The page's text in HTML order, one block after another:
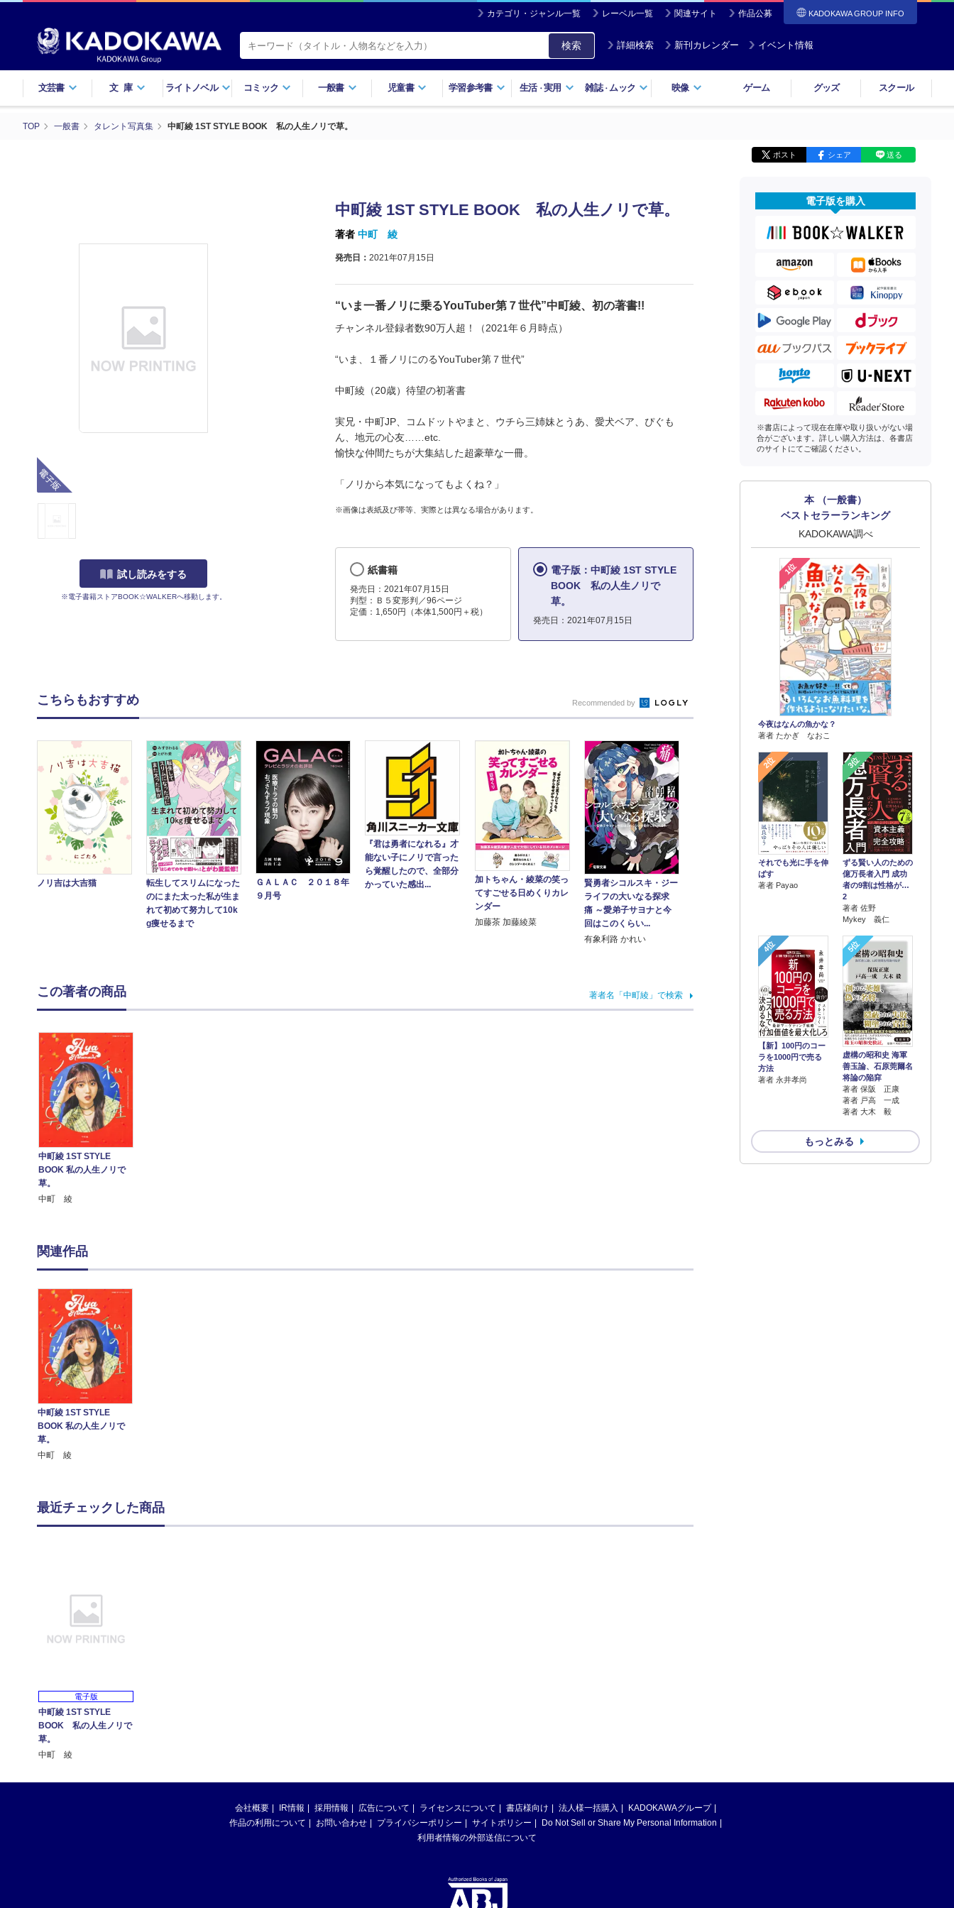
カテゴリ・ジャンル一覧 レーベル一覧 関連サイト 作品公募 KADOKAWA GROUP INFO
検索 詳細検索 新刊カレンダー イベント情報
文芸書 文庫 ライトノベル コミック 一般書 児童書 学習参考書 生活・実用 雑誌・ ムック 映像 ゲーム グッズ スクール
TOP 一般書 タレント写真集 中町綾 1ST STYLE BOOK 私の人生ノリで草。
ポスト シェア 送る
試し読みをする
※電子書籍ストアBOOK☆WALKERへ移動します。
中町綾 1ST STYLE BOOK 私の人生ノリで草。
著者 中町 綾
発売日： 2021年07月15日
“いま一番ノリに乗るYouTuber第７世代”中町綾、初の著書!!
チャンネル登録者数90万人超！（2021年６月時点）
“いま、１番ノリにのるYouTuber第７世代”
中町綾（20歳）待望の初著書
実兄・中町JP、コムドットやまと、ウチら三姉妹とうあ、愛犬ベア、ぴぐも
ん、地元の心友……etc.
愉快な仲間たちが大集結した超豪華な一冊。
「ノリから本気になってもよくね？」
※画像は表紙及び帯等、実際とは異なる場合があります。
紙書籍
発売日：2021年07月15日
判型：Ｂ５変形判／96ページ
定価：1,650円（本体1,500円＋税）
電子版：中町綾 1ST STYLE
BOOK 私の人生ノリで
草。
発売日：2021年07月15日
電子版を購入
※書店によって現在在庫や取り扱いがない場
合がございます。詳しい購入方法は、各書店
のサイトにてご確認ください。
本 （一般書）
ベストセラーランキング
KADOKAWA調べ
1位
今夜はなんの魚かな？
著者 たかぎ なおこ
2位
それでも光に手を伸
ばす
著者 Payao
3位
ずる賢い人のための
億万長者入門 成功
者の9割は性格が…
2
著者 佐野
Mykey 義仁
4位
【新】100円のコー
ラを1000円で売る
方法
著者 永井孝尚
5位
虚構の昭和史 海軍
善玉論、石原莞爾名
将論の陥穽
著者 保阪 正康
著者 戸高 一成
著者 大木 毅
もっとみる
こちらもおすすめ Recommended by
ノリ吉は大吉猫
転生してスリムになった
のにまた太った私が生ま
れて初めて努力して10k
g痩せるまで
ＧＡＬＡＣ ２０１８年
９月号
『君は勇者になれる』才
能ない子にノリで言った
ら覚醒したので、全部分
かっていた感出...
加トちゃん・綾菜の笑っ
てすごせる日めくりカレ
ンダー
加藤茶 加藤綾菜
賢勇者シコルスキ・ジー
ライフの大いなる探求
痛 ～愛弟子サヨナと今
回はこのくらい...
有象利路 かれい
この著者の商品 著者名「中町綾」で検索
中町綾 1ST STYLE
BOOK 私の人生ノリで
草。
中町 綾
関連作品
中町綾 1ST STYLE
BOOK 私の人生ノリで
草。
中町 綾
最近チェックした商品
電子版
中町綾 1ST STYLE
BOOK 私の人生ノリで
草。
中町 綾
会社概要 IR情報 採用情報 広告について ライセンスについて 書店様向け 法人様一括購入
KADOKAWAグループ
作品の利用について
お問い合わせ プライバシーポリシー サイトポリシー
Do Not Sell or Share My Personal Information
利用者情報の外部送信について